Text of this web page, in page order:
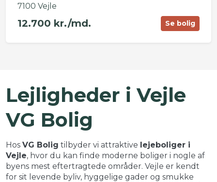
7100 Vejle
12.700 kr./md. Se bolig
−
Lejligheder i Vejle
VG Bolig
Hos VG Bolig tilbyder vi attraktive lejeboliger i
Vejle, hvor du kan finde moderne boliger i nogle af
byens mest eftertragtede områder. Vejle er kendt
for sit levende byliv, hyggelige gader og smukke